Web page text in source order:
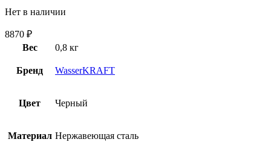
Нет в наличии
8870 ₽
Вес
0,8 кг
Бренд WasserKRAFT
Цвет Черный
Материал Нержавеющая сталь